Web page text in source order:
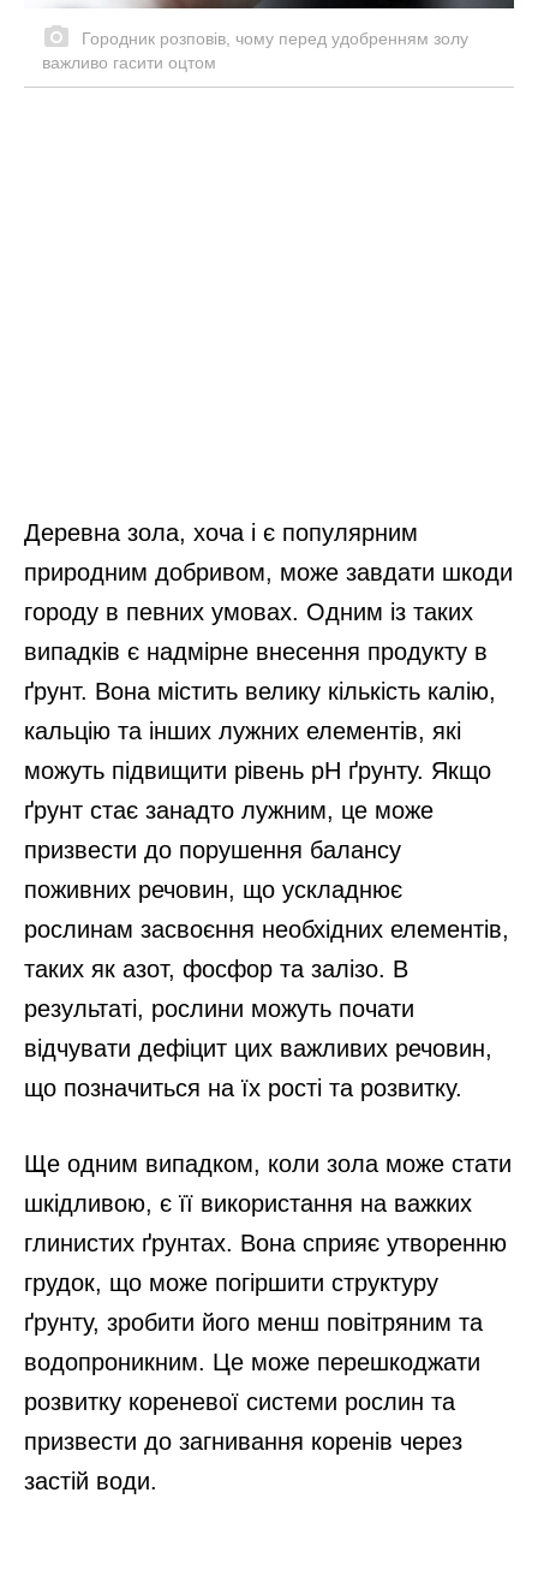
Городник розповів, чому перед удобренням золу
важливо гасити оцтом
Деревна зола, хоча і є популярним
природним добривом, може завдати шкоди
городу в певних умовах. Одним із таких
випадків є надмірне внесення продукту в
ґрунт. Вона містить велику кількість калію,
кальцію та інших лужних елементів, які
можуть підвищити рівень pH ґрунту. Якщо
ґрунт стає занадто лужним, це може
призвести до порушення балансу
поживних речовин, що ускладнює
рослинам засвоєння необхідних елементів,
таких як азот, фосфор та залізо. В
результаті, рослини можуть почати
відчувати дефіцит цих важливих речовин,
що позначиться на їх рості та розвитку.
Ще одним випадком, коли зола може стати
шкідливою, є її використання на важких
глинистих ґрунтах. Вона сприяє утворенню
грудок, що може погіршити структуру
ґрунту, зробити його менш повітряним та
водопроникним. Це може перешкоджати
розвитку кореневої системи рослин та
призвести до загнивання коренів через
застій води.